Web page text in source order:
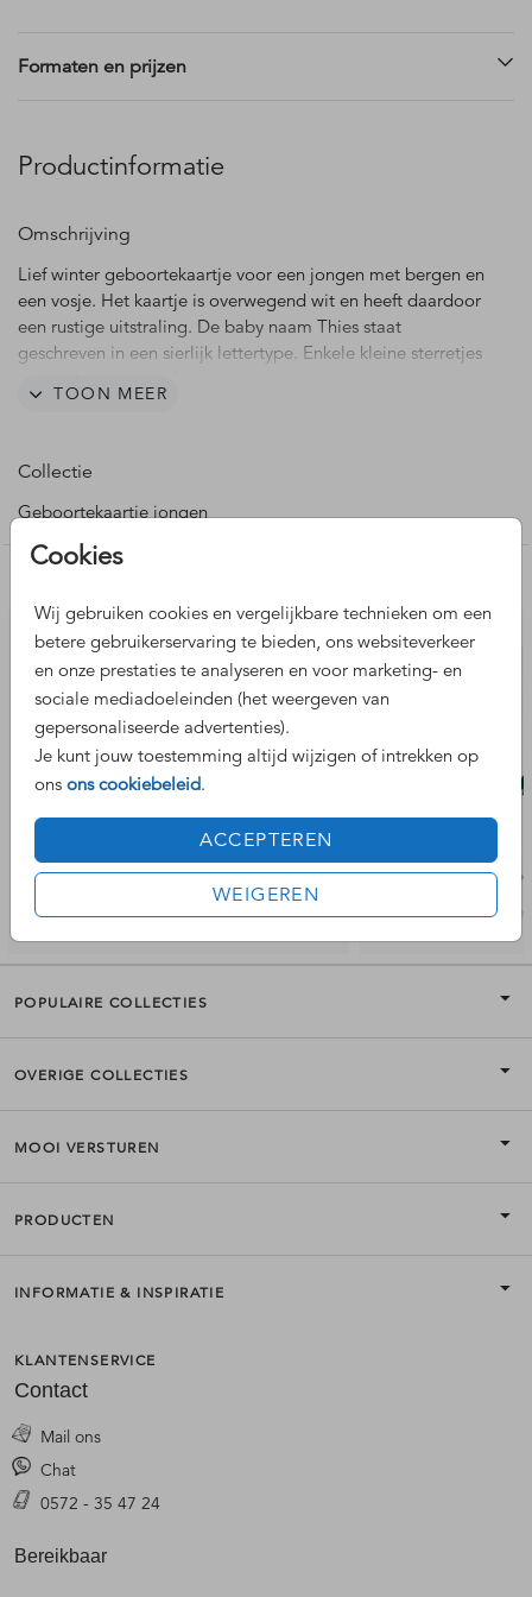
Cookies
Wij gebruiken cookies en vergelijkbare technieken om een
betere gebruikerservaring te bieden, ons websiteverkeer
en onze prestaties te analyseren en voor marketing- en
sociale mediadoeleinden (het weergeven van
gepersonaliseerde advertenties).
Je kunt jouw toestemming altijd wijzigen of intrekken op
ons ons cookiebeleid.
ACCEPTEREN
WEIGEREN
Formaten en prijzen
Productinformatie
Omschrijving
Lief winter geboortekaartje voor een jongen met bergen en
een vosje. Het kaartje is overwegend wit en heeft daardoor
een rustige uitstraling. De baby naam Thies staat
geschreven in een sierlijk lettertype. Enkele kleine sterretjes
TOON MEER
Collectie
Geboortekaartje jongen
POPULAIRE COLLECTIES
OVERIGE COLLECTIES
MOOI VERSTUREN
PRODUCTEN
INFORMATIE & INSPIRATIE
KLANTENSERVICE
Contact
Mail ons
Chat
0572 - 35 47 24
Bereikbaar